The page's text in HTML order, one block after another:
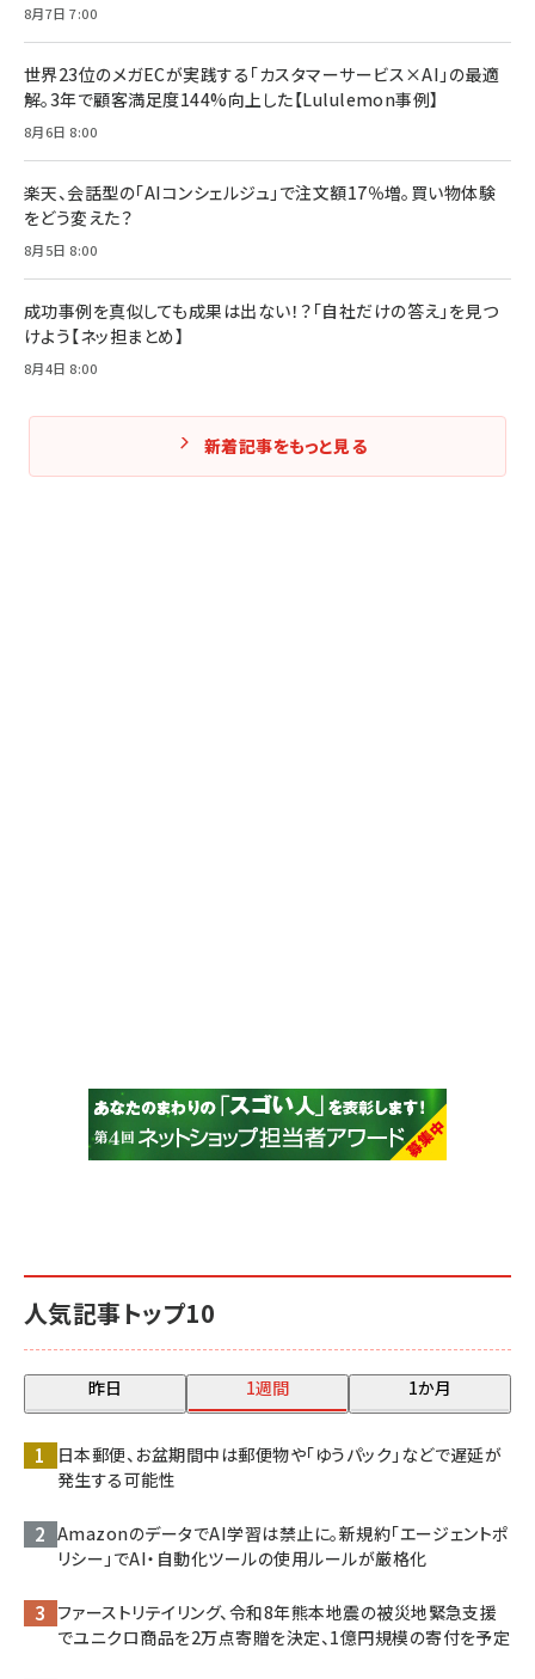
人気記事トップ10
昨日 1週間 1か月
日本郵便、お盆期間中は郵便物や「ゆうパック」などで遅延が
発生する可能性
AmazonのデータでAI学習は禁止に。新規約「エージェントポ
リシー」でAI・自動化ツールの使用ルールが厳格化
ファーストリテイリング、令和8年熊本地震の被災地緊急支援
でユニクロ商品を2万点寄贈を決定、1億円規模の寄付を予定
8月7日 7:00
世界23位のメガECが実践する「カスタマーサービス×AI」の最適
解。3年で顧客満足度144%向上した【Lululemon事例】
8月6日 8:00
楽天、会話型の「AIコンシェルジュ」で注文額17％増。買い物体験
をどう変えた？
8月5日 8:00
成功事例を真似しても成果は出ない！？「自社だけの答え」を見つ
けよう【ネッ担まとめ】
8月4日 8:00
新着記事をもっと見る